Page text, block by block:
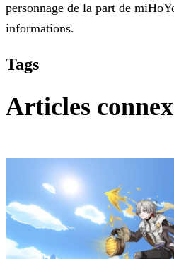
personnage de la part de
informations.
Tags
Articles